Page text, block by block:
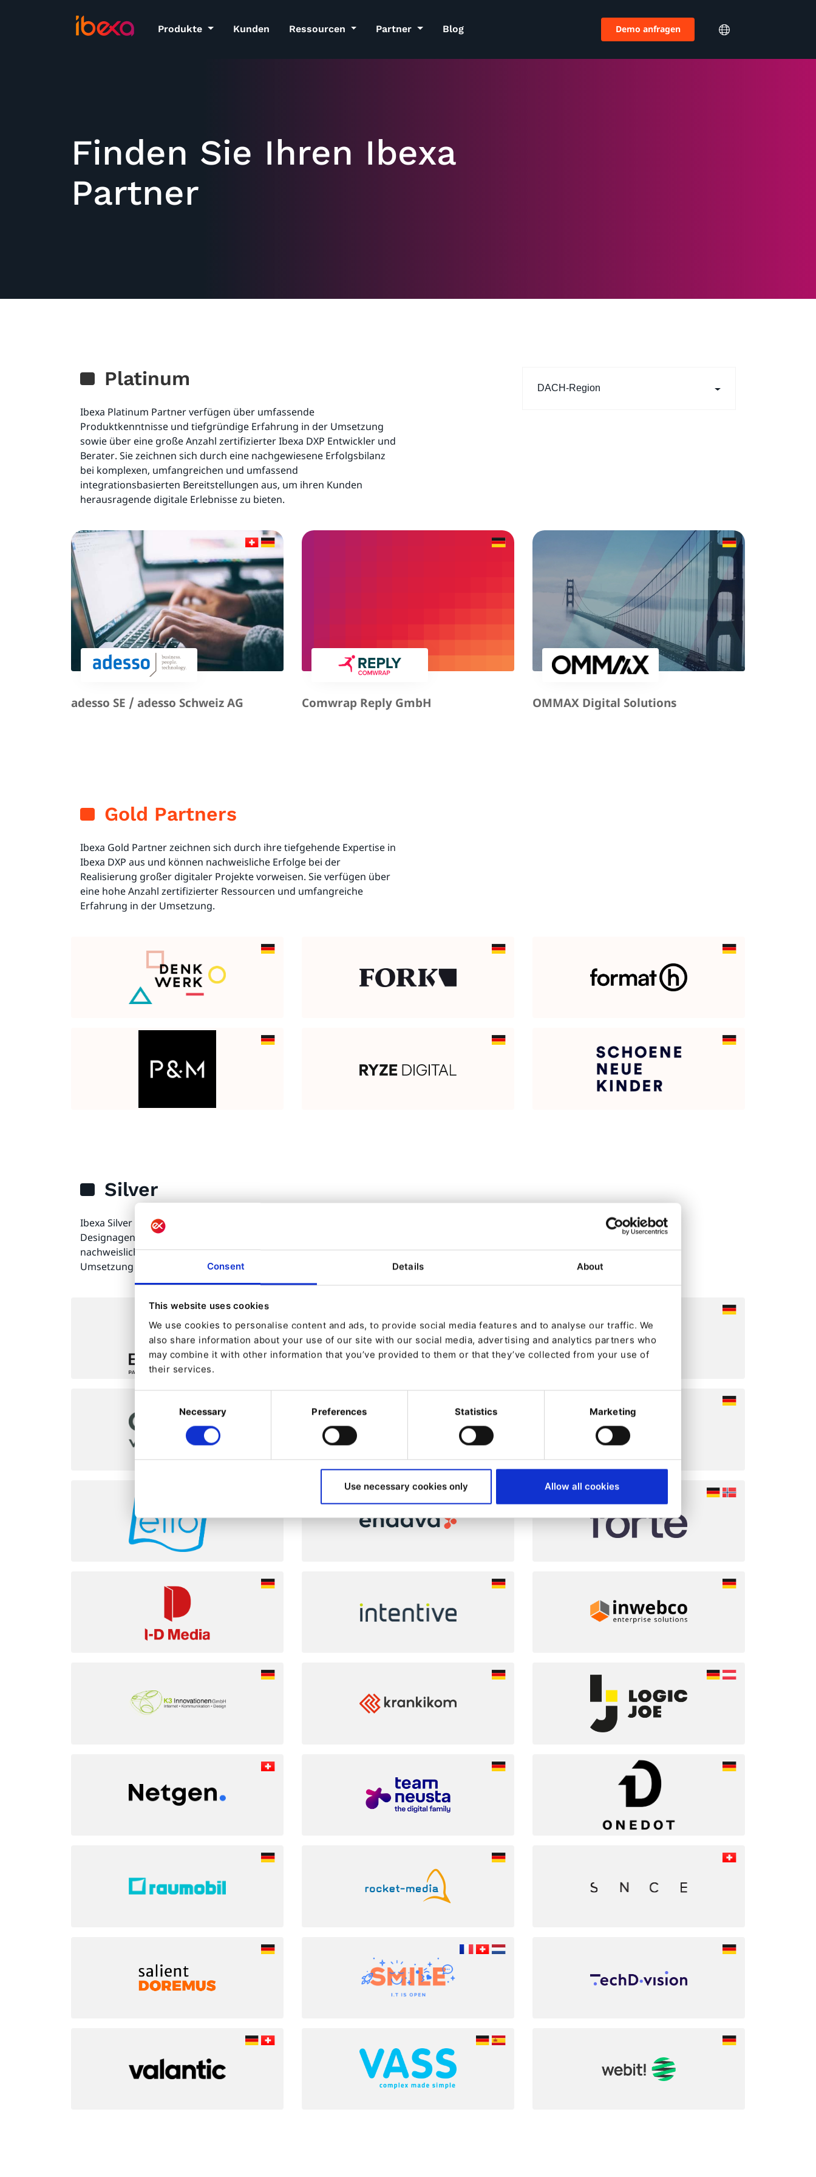
Consent Details About
This website uses cookies
We use cookies to personalise content and ads, to provide social media features and to analyse our traffic. We
also share information about your use of our site with our social media, advertising and analytics partners who
may combine it with other information that you’ve provided to them or that they’ve collected from your use of
their services.
Selection
Necessary Preferences Statistics Marketing
Use necessary cookies only Allow all cookies
Produkte Kunden Ressourcen Partner Blog Demo anfragen
Finden Sie Ihren Ibexa
Partner
Platinum
Ibexa Platinum Partner verfügen über umfassende
Produktkenntnisse und tiefgründige Erfahrung in der Umsetzung
sowie über eine große Anzahl zertifizierter Ibexa DXP Entwickler und
Berater. Sie zeichnen sich durch eine nachgewiesene Erfolgsbilanz
bei komplexen, umfangreichen und umfassend
integrationsbasierten Bereitstellungen aus, um ihren Kunden
herausragende digitale Erlebnisse zu bieten.
DACH-Region
adesso SE / adesso Schweiz AG Comwrap Reply GmbH OMMAX Digital Solutions
Gold Partners
Ibexa Gold Partner zeichnen sich durch ihre tiefgehende Expertise in
Ibexa DXP aus und können nachweisliche Erfolge bei der
Realisierung großer digitaler Projekte vorweisen. Sie verfügen über
eine hohe Anzahl zertifizierter Ressourcen und umfangreiche
Erfahrung in der Umsetzung.
Silver
Ibexa Silver Partner sind jene Beratungsunternehmen,
Designagenturen und technische Entwicklungsunternehmen, die
nachweislich über Ibexa Zertifizierungen und Erfahrung in der
Umsetzung verfügen.